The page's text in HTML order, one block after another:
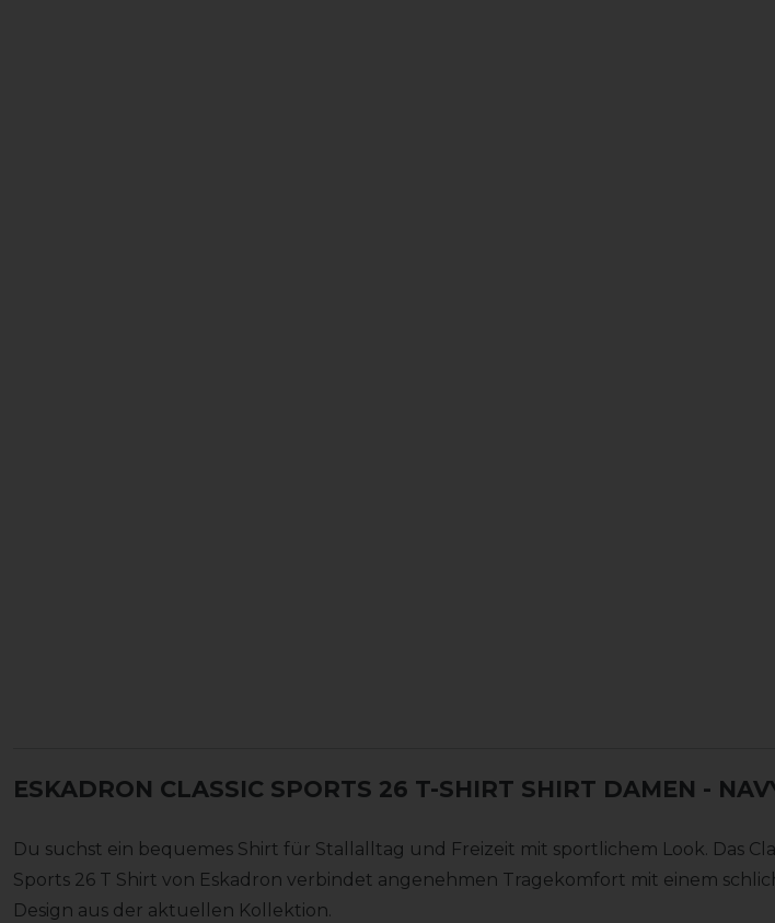
ESKADRON CLASSIC SPORTS 26 T-SHIRT SHIRT DAMEN -
Du suchst ein bequemes Shirt für Stallalltag und Freizeit mit sportlichem Look. Das
Sports 26 T Shirt von Eskadron verbindet angenehmen Tragekomfort mit einem
Design aus der aktuellen Kollektion.